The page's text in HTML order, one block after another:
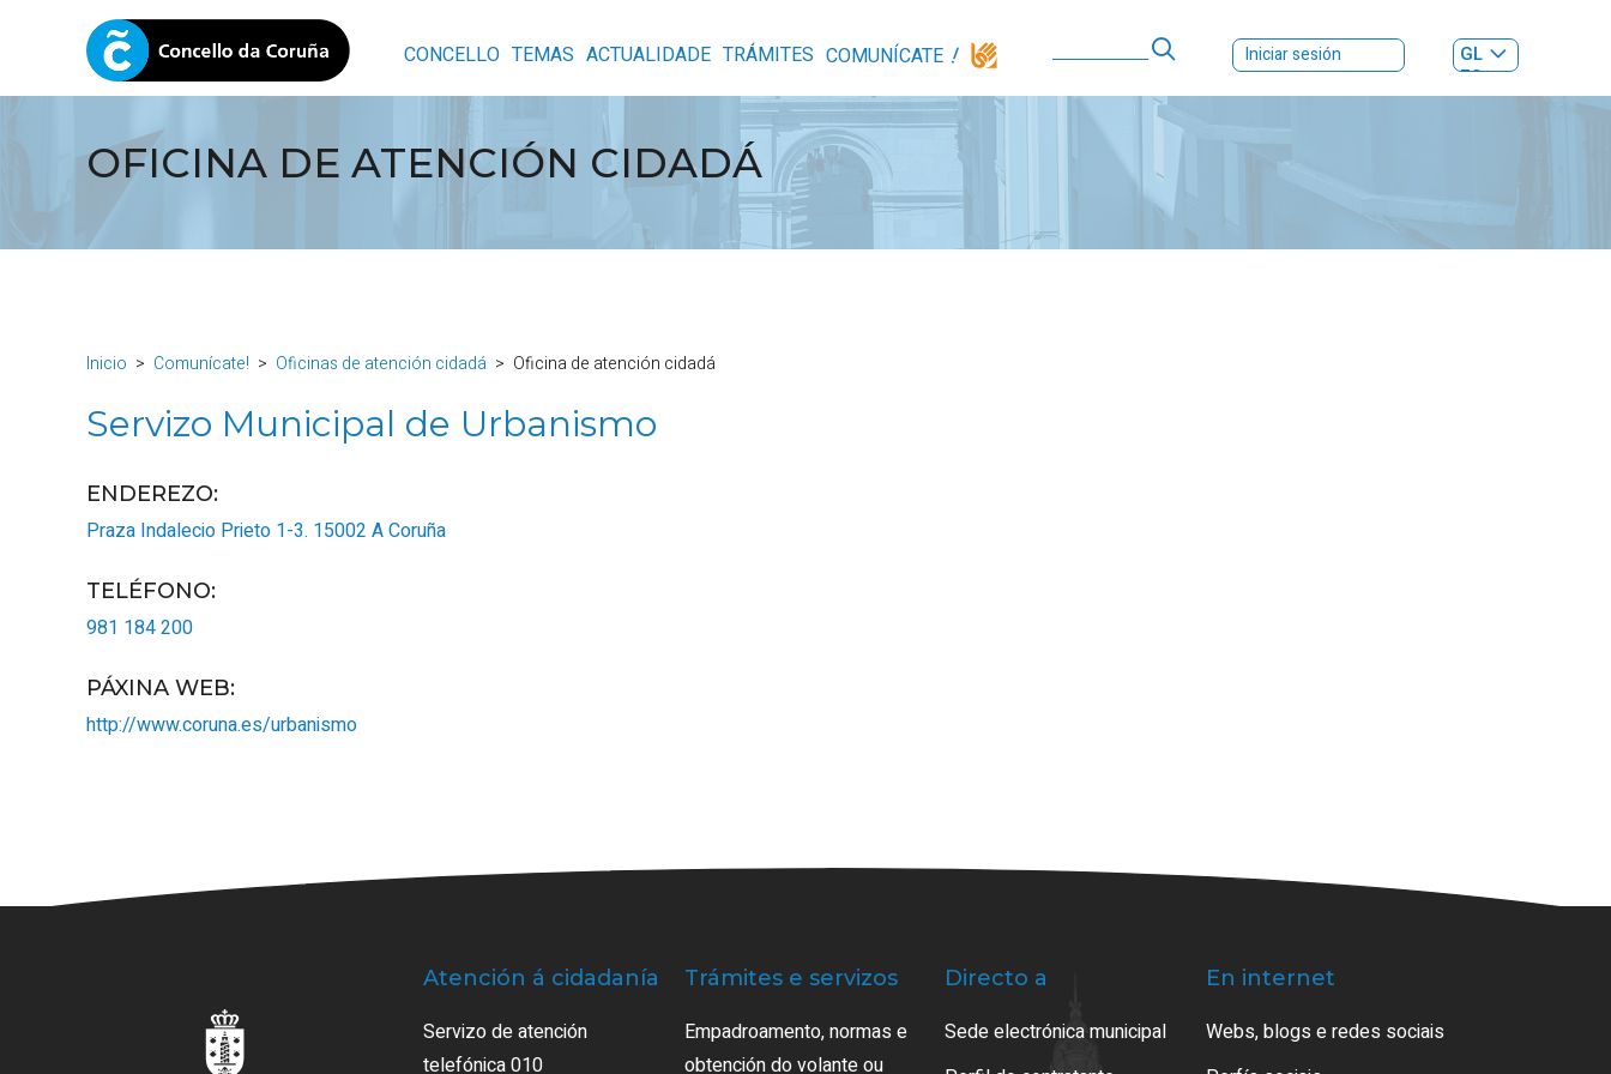
CONCELLO TEMAS ACTUALIDADE TRÁMITES COMUNÍCATE Iniciar sesión
GL
ES|
OFICINA DE ATENCIÓN CIDADÁ
Inicio Comunícate! Oficinas de atención cidadá Oficina de atención cidadá
Servizo Municipal de Urbanismo
ENDEREZO:
Praza Indalecio Prieto 1-3. 15002 A Coruña
TELÉFONO:
981 184 200
PÁXINA WEB:
http://www.coruna.es/urbanismo
Atención á cidadanía
Servizo de atención
telefónica 010
Trámites e servizos
Empadroamento, normas e
obtención do volante ou
Directo a
Sede electrónica municipal
En internet
Webs, blogs e redes sociais